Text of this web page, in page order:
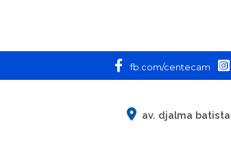
fb.com/centecam
av. djalma